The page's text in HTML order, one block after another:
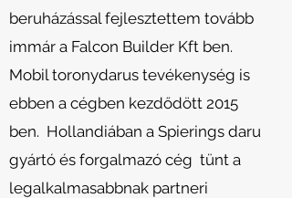
beruházással fejlesztettem tovább
immár a Falcon Builder Kft ben.
Mobil toronydarus tevékenység is
ebben a cégben kezdődött 2015
ben. Hollandiában a Spierings daru
gyártó és forgalmazó cég tünt a
legalkalmasabbnak partneri